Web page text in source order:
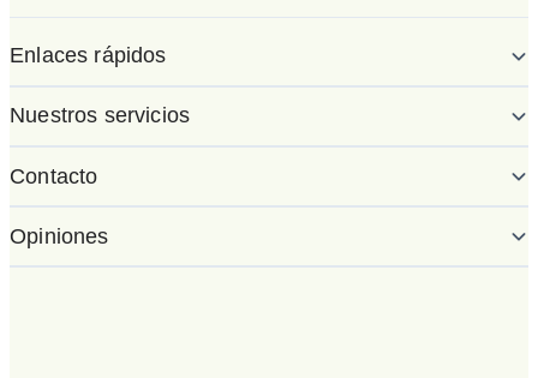
Enlaces rápidos
Nuestros servicios
Contacto
Opiniones